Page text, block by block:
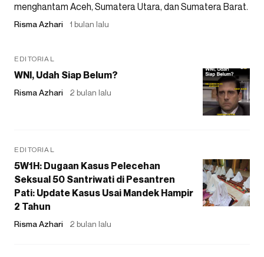
menghantam Aceh, Sumatera Utara, dan Sumatera Barat.
Risma Azhari 1 bulan lalu
EDITORIAL
WNI, Udah Siap Belum?
Risma Azhari 2 bulan lalu
EDITORIAL
5W1H: Dugaan Kasus Pelecehan
Seksual 50 Santriwati di Pesantren
Pati: Update Kasus Usai Mandek Hampir
2 Tahun
Risma Azhari 2 bulan lalu